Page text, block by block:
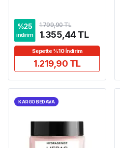
%25
indirim
1.799,90 TL
1.355,44 TL
Sepette %10 İndirim
1.219,90 TL
KARGO BEDAVA